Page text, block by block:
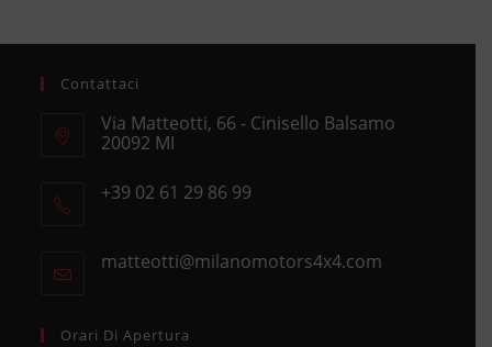
Contattaci
Via Matteotti, 66 - Cinisello Balsamo
20092 MI
in
+39 02 61 29 86 99
your
matteotti@milanomotors4x4.comOpens
Orari Di Apertura